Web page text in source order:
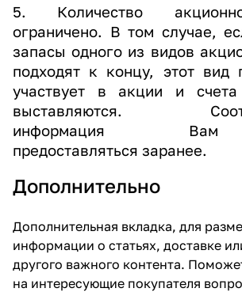
5. Количество
ограничено. В том случае,
запасы одного из видов
подходят к концу, этот вид
участвует в акции и
выставляются.
информация
предоставляться заранее.
Дополнительно
Дополнительная вкладка, для
информации о статьях, доставке
другого важного контента.
на интересующие покупателя